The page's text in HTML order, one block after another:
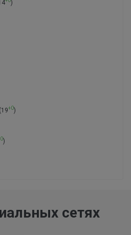
)
(19+0)
)
сетях